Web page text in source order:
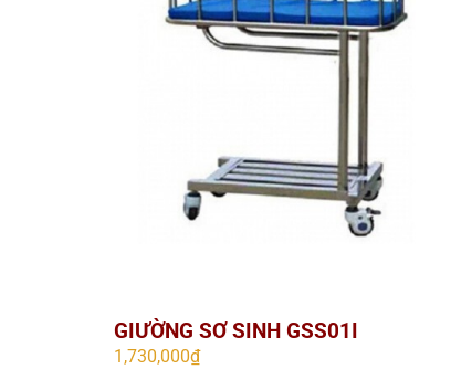
GIƯỜNG SƠ SINH GSS01I
1,730,000₫